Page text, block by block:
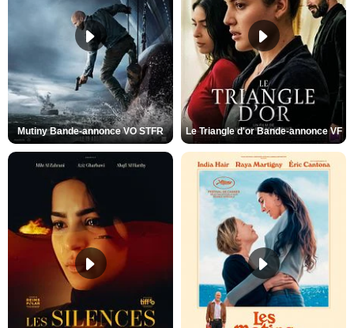
Mutiny Bande-annonce VO STFR Le Triangle d'or Bande-annonce VF